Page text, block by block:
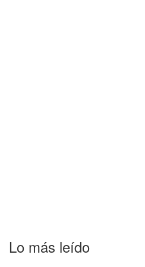
Lo más leído